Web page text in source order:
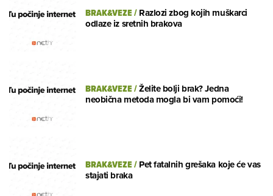
BRAK&VEZE/Razlozi zbog kojih muškarci
odlaze iz sretnih brakova
BRAK&VEZE/Želite bolji brak? Jedna
neobična metoda mogla bi vam pomoći!
BRAK&VEZE/Pet fatalnih grešaka koje će vas
stajati braka